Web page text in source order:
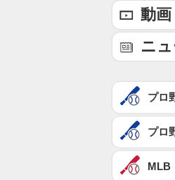
動画
ニ
プロ
プロ
MLB